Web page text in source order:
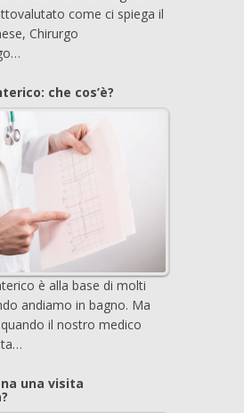
come ci spiega il
Chirurgo
che cos’è?
è alla base di molti
andiamo in bagno. Ma
il nostro medico
una visita